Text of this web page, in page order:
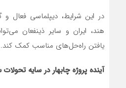
در این شرایط، دیپلماسی فعال
هند، ایران و سایر ذینفعان
یافتن راه‌حل‌های مناسب کمک کند.
آینده پروژه چابهار در سایه